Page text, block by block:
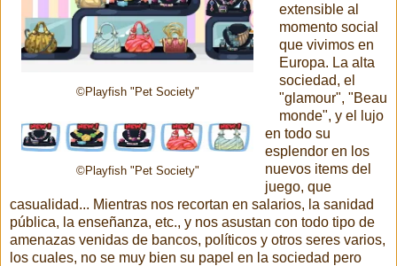
©Playfish "Pet Society"
©Playfish "Pet Society"
extensible al
momento social
que vivimos en
Europa. La alta
sociedad, el
"glamour", "Beau
monde", y el lujo
en todo su
esplendor en los
nuevos items del
juego, que
casualidad... Mientras nos recortan en salarios, la sanidad
pública, la enseñanza, etc., y nos asustan con todo tipo de
amenazas venidas de bancos, políticos y otros seres varios,
los cuales, no se muy bien su papel en la sociedad pero